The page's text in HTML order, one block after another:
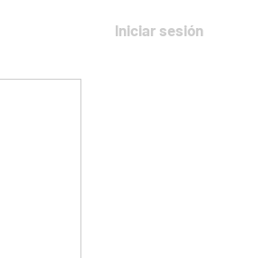
Iniciar sesión